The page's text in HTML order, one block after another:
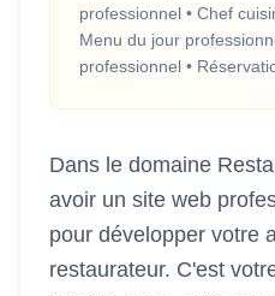
professionnel • Chef
Menu du jour
professionnel •
Dans le domaine
avoir un site web
pour développer votre
restaurateur. C'est